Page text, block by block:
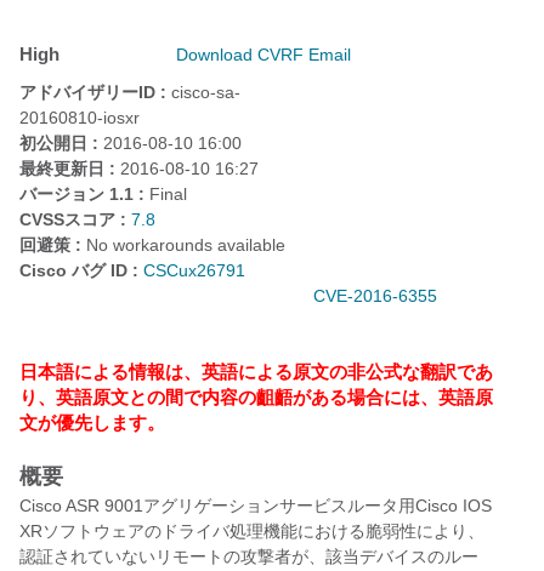
High Download CVRF Email
アドバイザリーID : cisco-sa-
20160810-iosxr
初公開日 : 2016-08-10 16:00
最終更新日 : 2016-08-10 16:27
バージョン 1.1 : Final
CVSSスコア : 7.8
回避策 : No workarounds available
Cisco バグ ID : CSCux26791
CVE-2016-6355
日本語による情報は、英語による原文の非公式な翻訳であ
り、英語原文との間で内容の齟齬がある場合には、英語原
文が優先します。
概要
Cisco ASR 9001アグリゲーションサービスルータ用Cisco IOS
XRソフトウェアのドライバ処理機能における脆弱性により、
認証されていないリモートの攻撃者が、該当デバイスのルー